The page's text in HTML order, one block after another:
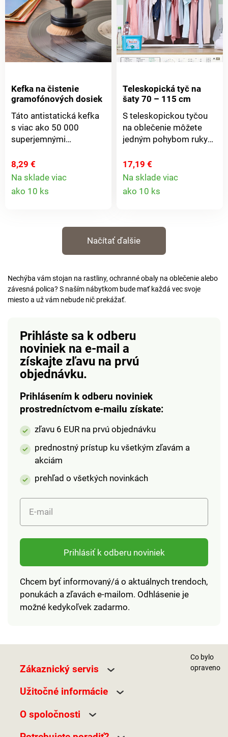
prenášanie. V 4 farbách.
Kefka na čistenie
gramofónových dosiek
Táto antistatická kefka
s viac ako 50 000
superjemnými
šetrne odstraňuje prach
a nečistoty z drážok -
pre čistejší zvuk a dlhšiu
životnosť Vašich dosiek.
8,29 €
Na sklade viac
ako 10 ks
Teleskopická tyč na
šaty 70 – 115 cm
S teleskopickou tyčou
na oblečenie môžete
jedným pohybom ruky
zavesenie oblečenia vo
výklenkoch, skriniach
alebo dverných
zárubniach. Jednoducho
alebo lepenia! Elegantný
dizajn.
17,19 €
Na sklade viac
ako 10 ks
Načítať ďalšie
Nechýba vám stojan na rastliny, ochranné obaly na oblečenie alebo
závesná polica? S naším nábytkom bude mať každá vec svoje
miesto a už vám nebude nič prekážať.
Prihláste sa k odberu
noviniek na e-mail a
získajte zľavu na prvú
objednávku.
Prihlásením k odberu noviniek
prostredníctvom e-mailu získate:
zľavu 6 EUR na prvú objednávku
prednostný prístup ku všetkým zľavám a
akciám
prehľad o všetkých novinkách
E-mail
Prihlásiť k odberu noviniek
Chcem byť informovaný/á o aktuálnych trendoch,
ponukách a zľavách e-mailom. Odhlásenie je
možné kedykoľvek zadarmo.
Zákaznický servis
Užitočné informácie
O spoločnosti
Co bylo
opraveno